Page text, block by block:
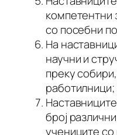
компетентни
со посебни
На
научни и
преку
работилници;
број
учениците